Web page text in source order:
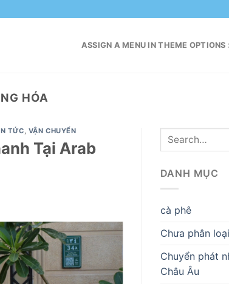
ASSIGN A MENU IN THEME OPTIONS
HÓA
TỨC, VẬN CHUYỂN
Tại Arab
DANH MỤC
cà phê
Chưa phân loại
Chuyển phát
Châu Âu